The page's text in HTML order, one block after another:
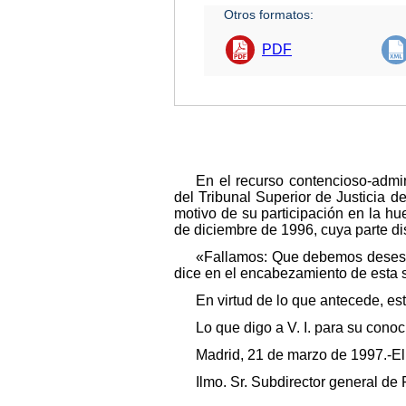
Otros formatos:
PDF
En el recurso contencioso-
del Tribunal Superior de Justicia
motivo de su participación en la
de diciembre de 1996, cuya parte
«Fallamos: Que debemos
dice en el encabezamiento de esta
En virtud de lo que antecede,
Lo que digo a V. I. para su
Madrid, 21 de marzo de 1997.-
Ilmo. Sr. Subdirector general